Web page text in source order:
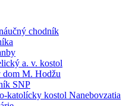
chodník
a. v. kostol
dom M. Hodžu
SNP
katolícky kostol Nanebovzatia